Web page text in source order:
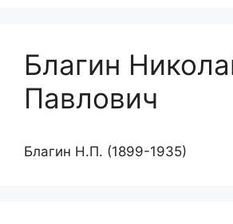
Благин
Павлович
Благин Н.П. (1899-1935)